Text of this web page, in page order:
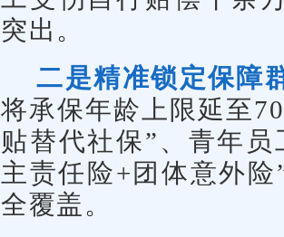
突出。
二是精准锁定保障
将承保年龄上限延至
贴替代社保”、青年
主责任险+团体意外
全覆盖。